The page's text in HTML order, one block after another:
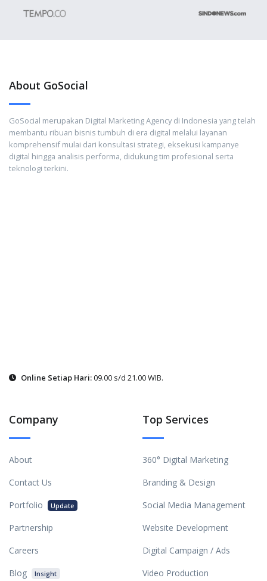
About GoSocial
GoSocial merupakan Digital Marketing Agency di Indonesia yang telah
membantu ribuan bisnis tumbuh di era digital melalui layanan
komprehensif mulai dari konsultasi strategi, eksekusi kampanye
digital hingga analisis performa, didukung tim profesional serta
teknologi terkini.
Online Setiap Hari:09.00 s/d 21.00 WIB.
Company
About
Contact Us
Portfolio
Update
Partnership
Careers
Blog
Insight
Top Services
360° Digital Marketing
Branding & Design
Social Media Management
Website Development
Digital Campaign / Ads
Video Production